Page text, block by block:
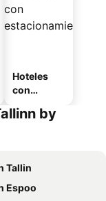
Hoteles
con
mientoby
Tallin
Espoo